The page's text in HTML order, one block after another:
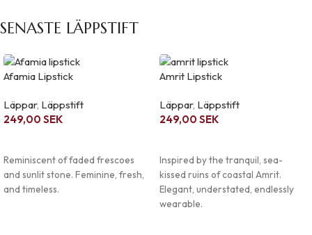
SENASTE LÄPPSTIFT
Afamia Lipstick
Läppar, Läppstift
249,00 SEK
Reminiscent of faded frescoes
and sunlit stone. Feminine, fresh,
and timeless.
Amrit Lipstick
Läppar, Läppstift
249,00 SEK
Inspired by the tranquil, sea-
kissed ruins of coastal Amrit.
Elegant, understated, endlessly
wearable.